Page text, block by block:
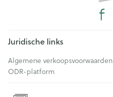
Juridische links
Algemene verkoopsvoorwaarden
ODR-platform